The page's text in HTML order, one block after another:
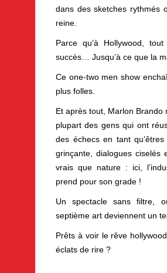
dans des sketches rythmés
reine.
Parce qu’à Hollywood,
succès… Jusqu’à ce que la
Ce one-two men show
plus folles.
Et après tout, Marlon Brando
plupart des gens qui ont
des échecs en tant
grinçante, dialogues ciselés
vrais que nature : ici,
prend pour son grade !
Un spectacle sans filtre,
septième art deviennent un
Prêts à voir le rêve
éclats de rire ?